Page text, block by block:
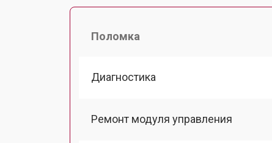
Поломка
Диагностика
Ремонт модуля управления